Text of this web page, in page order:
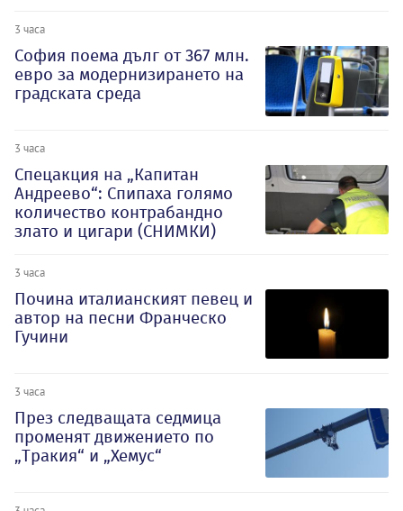
3 часа
София поема дълг от 367 млн.
евро за модернизирането на
градската среда
3 часа
Спецакция на „Капитан
Андреево“: Спипаха голямо
количество контрабандно
злато и цигари (СНИМКИ)
3 часа
Почина италианският певец и
автор на песни Франческо
Гучини
3 часа
През следващата седмица
променят движението по
„Тракия“ и „Хемус“